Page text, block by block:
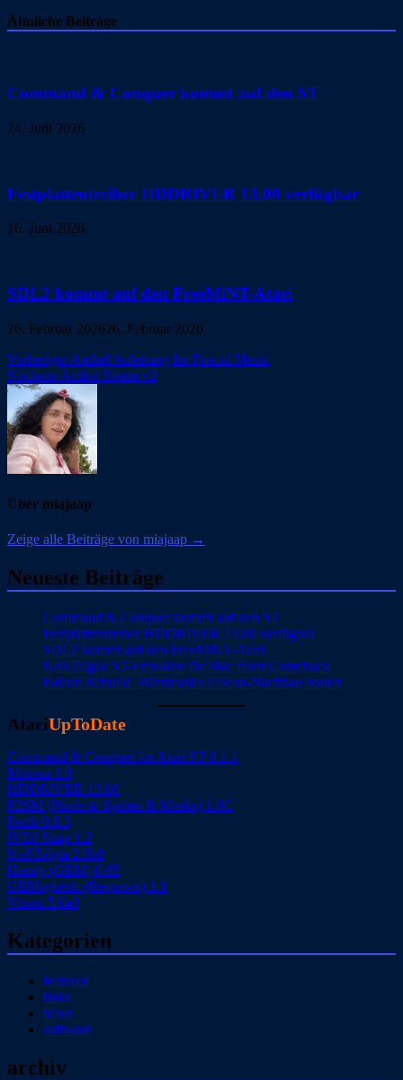
Ähnliche Beiträge
Command & Conquer kommt auf den ST
24. Juni 2026
Festplattentreiber HDDRIVER 13.00 verfügbar
16. Juni 2026
SDL2 kommt auf den FreeMiNT-Atari
26. Februar 202626. Februar 2026
Beitragsnavigation
Vorheriger Artikel Anleitung für Fractal Music
Nächster Artikel Steem v2
Über miajaap
Zeige alle Beiträge von miajaap →
Neueste Beiträge
Command & Conquer kommt auf den ST
Festplattentreiber HDDRIVER 13.00 verfügbar
SDL2 kommt auf den FreeMiNT-Atari
NoSTalgia: ST-Emulator für Mac feiert Comeback
Falcon Rebuild: Wizztronics Falcon-Nachbau bootet
AtariUpToDate
Command & Conquer for Atari ST 0.1.1
Motosu 1.0
HDDRIVER 13.00
P2SM (Pixels to Sprites & Masks) 1.6C
Forth 0.8.3
fVDI Snap 1.2
NoSTalgia 2.0b8
Handy (GEM) 0.95
GEMagnetic (Respawn) 1.1
Vision 5.0a0
Kategorien
featured
links
news
software
archiv